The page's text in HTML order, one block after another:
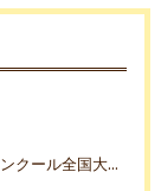
第6回グランディール音楽コンクール全国大会入賞おめでとう！